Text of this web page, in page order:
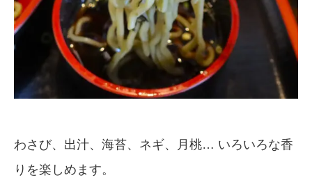
わさび、出汁、海苔、ネギ、月桃… いろいろな香
りを楽しめます。